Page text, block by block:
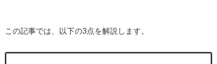
この記事では、以下の3点を解説します。